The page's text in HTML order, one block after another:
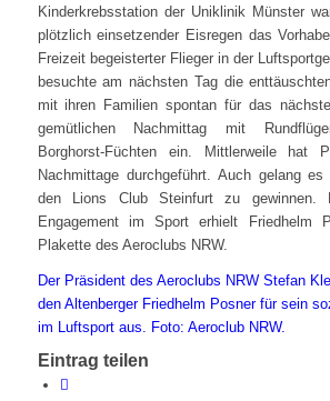
Kinderkrebsstation der Uniklinik Münster
plötzlich einsetzender Eisregen das
Freizeit begeisterter Flieger in der
besuchte am nächsten Tag die
mit ihren Familien spontan für das
gemütlichen Nachmittag mit
Borghorst-Füchten ein. Mittlerweile hat
Nachmittage durchgeführt. Auch gelang
den Lions Club Steinfurt zu gewinnen.
Engagement im Sport erhielt Friedhelm
Plakette des Aeroclubs NRW.
Der Präsident des Aeroclubs NRW Stefan
den Altenberger Friedhelm Posner für sein
im Luftsport aus. Foto: Aeroclub NRW.
Eintrag teilen